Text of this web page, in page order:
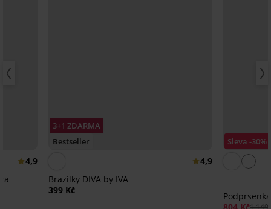
4,9
3+1 ZDARMA
Bestseller
4,9
Brazilky DIVA by IVA
399 Kč
Sleva -30%